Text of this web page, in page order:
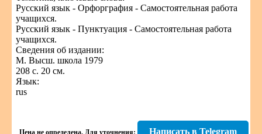
Русский язык - Орфорграфия - Самостоятельная работа
учащихся.
Русский язык - Пунктуация - Самостоятельная работа
учащихся.
Сведения об издании:
М. Высш. школа 1979
208 с. 20 см.
Язык:
rus
Цена не определена. Для уточнения: Написать в Telegram